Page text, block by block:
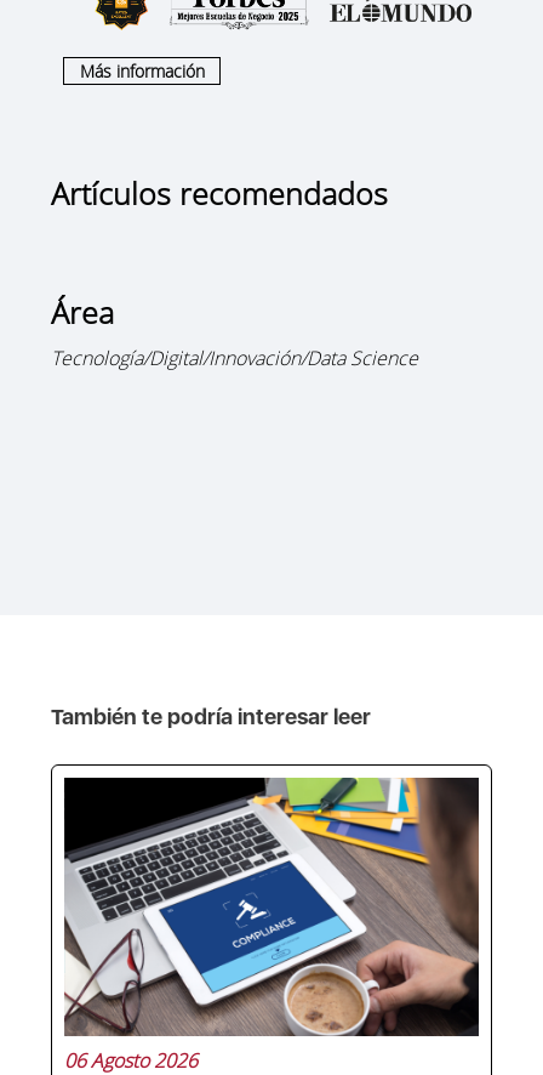
Más información
Artículos recomendados
Área
Tecnología/Digital/Innovación/Data Science
También te podría interesar leer
06 Agosto 2026